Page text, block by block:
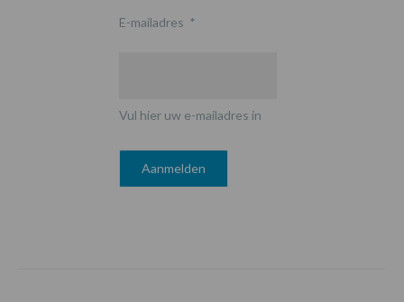
E-mailadres *
Vul hier uw e-mailadres in